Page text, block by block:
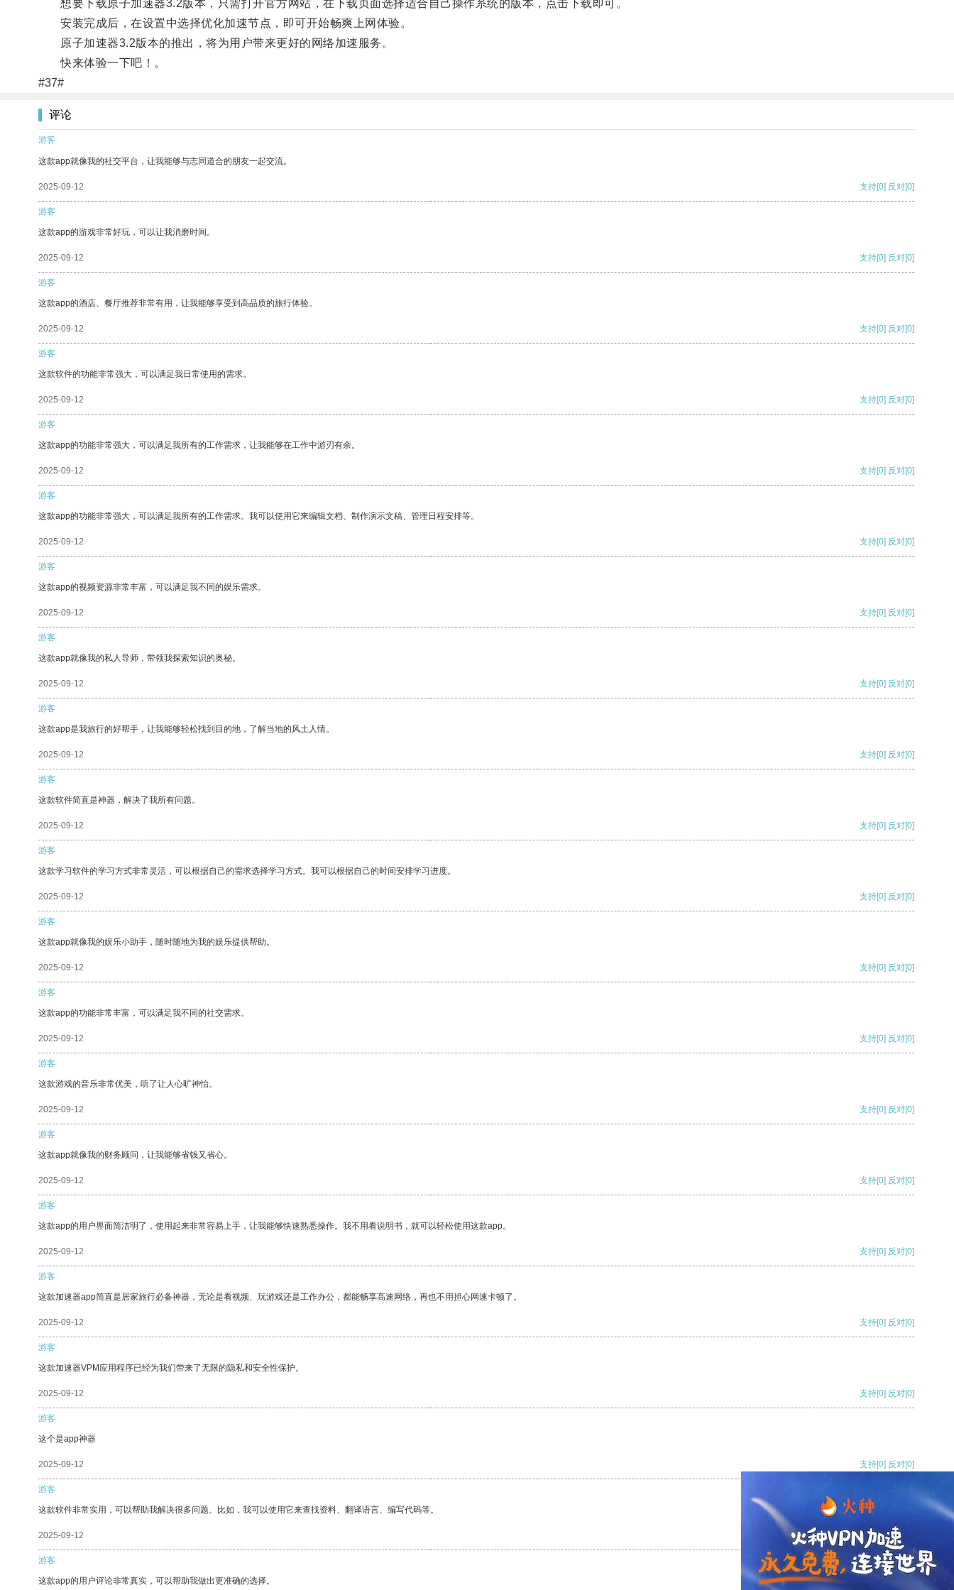
想要下载原子加速器3.2版本，只需打开官方网站，在下载页面选择适合自己操作系统的版本，点击下载即可。
安装完成后，在设置中选择优化加速节点，即可开始畅爽上网体验。
原子加速器3.2版本的推出，将为用户带来更好的网络加速服务。
快来体验一下吧！。
#37#
评论
游客
这款app就像我的社交平台，让我能够与志同道合的朋友一起交流。
2025-09-12 支持[0] 反对[0]
游客
这款app的游戏非常好玩，可以让我消磨时间。
2025-09-12 支持[0] 反对[0]
游客
这款app的酒店、餐厅推荐非常有用，让我能够享受到高品质的旅行体验。
2025-09-12 支持[0] 反对[0]
游客
这款软件的功能非常强大，可以满足我日常使用的需求。
2025-09-12 支持[0] 反对[0]
游客
这款app的功能非常强大，可以满足我所有的工作需求，让我能够在工作中游刃有余。
2025-09-12 支持[0] 反对[0]
游客
这款app的功能非常强大，可以满足我所有的工作需求。我可以使用它来编辑文档、制作演示文稿、管理日程安排等。
2025-09-12 支持[0] 反对[0]
游客
这款app的视频资源非常丰富，可以满足我不同的娱乐需求。
2025-09-12 支持[0] 反对[0]
游客
这款app就像我的私人导师，带领我探索知识的奥秘。
2025-09-12 支持[0] 反对[0]
游客
这款app是我旅行的好帮手，让我能够轻松找到目的地，了解当地的风土人情。
2025-09-12 支持[0] 反对[0]
游客
这款软件简直是神器，解决了我所有问题。
2025-09-12 支持[0] 反对[0]
游客
这款学习软件的学习方式非常灵活，可以根据自己的需求选择学习方式。我可以根据自己的时间安排学习进度。
2025-09-12 支持[0] 反对[0]
游客
这款app就像我的娱乐小助手，随时随地为我的娱乐提供帮助。
2025-09-12 支持[0] 反对[0]
游客
这款app的功能非常丰富，可以满足我不同的社交需求。
2025-09-12 支持[0] 反对[0]
游客
这款游戏的音乐非常优美，听了让人心旷神怡。
2025-09-12 支持[0] 反对[0]
游客
这款app就像我的财务顾问，让我能够省钱又省心。
2025-09-12 支持[0] 反对[0]
游客
这款app的用户界面简洁明了，使用起来非常容易上手，让我能够快速熟悉操作。我不用看说明书，就可以轻松使用这款app。
2025-09-12 支持[0] 反对[0]
游客
这款加速器app简直是居家旅行必备神器，无论是看视频、玩游戏还是工作办公，都能畅享高速网络，再也不用担心网速卡顿了。
2025-09-12 支持[0] 反对[0]
游客
这款加速器VPM应用程序已经为我们带来了无限的隐私和安全性保护。
2025-09-12 支持[0] 反对[0]
游客
这个是app神器
2025-09-12 支持[0] 反对[0]
游客
这款软件非常实用，可以帮助我解决很多问题。比如，我可以使用它来查找资料、翻译语言、编写代码等。
2025-09-12 支持[0] 反对
游客
这款app的用户评论非常真实，可以帮助我做出更准确的选择。